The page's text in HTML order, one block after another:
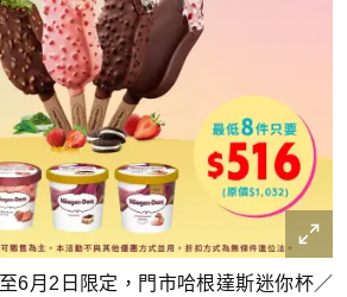
6月2日限定，門市哈根達斯迷你杯／